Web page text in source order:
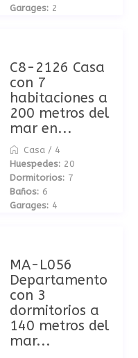
Garages: 2
C8-2126 Casa
con 7
habitaciones a
200 metros del
mar en...
Casa/ 4
Huespedes: 20
Dormitorios: 7
Baños: 6
Garages: 4
MA-L056
Departamento
con 3
dormitorios a
140 metros del
mar...